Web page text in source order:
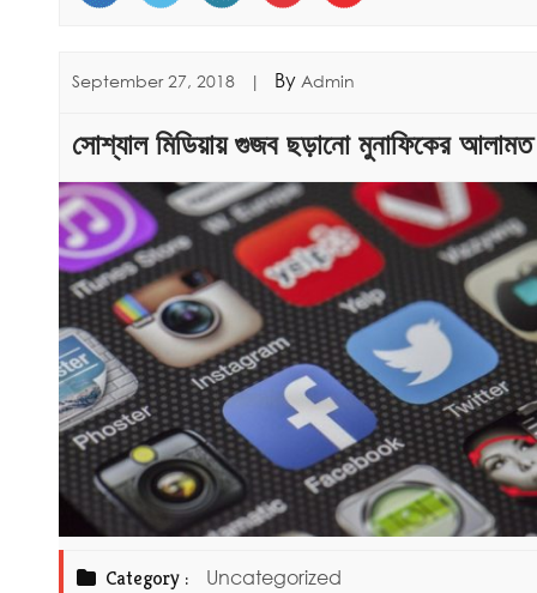
September 27, 2018 By Admin
সোশ্যাল মিডিয়ায় গুজব ছড়ানো মুনাফিকের আলামত
Category : Uncategorized